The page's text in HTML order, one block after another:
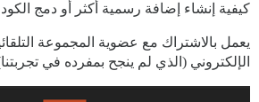
كيفية إنشاء إضافة رسمية أكثر أو دمج
يعمل بالاشتراك مع عضوية المجموعة
الإلكتروني (الذي لم ينجح بمفرده في